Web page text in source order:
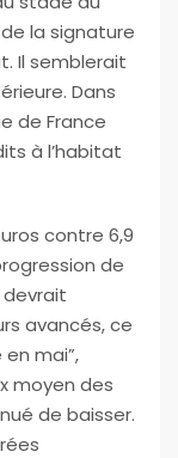
la signature
Il semblerait
Dans
de France
à l’habitat
contre 6,9
de
devrait
avancés, ce
mai”,
moyen des
de baisser.